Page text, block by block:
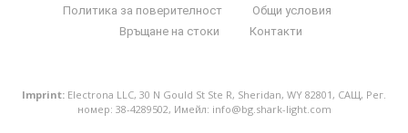
Политика за поверителност
Общи условия
Връщане на стоки
Контакти
Imprint: Electrona LLC, 30 N Gould St Ste R, Sheridan, WY 82801, САЩ, Рег.
номер: 38-4289502, Имейл: info@bg.shark-light.com